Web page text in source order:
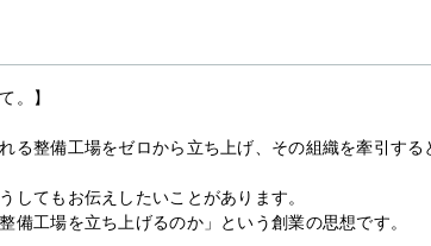
。】
る整備工場をゼロから立ち上げ、その組織を牽引する
してもお伝えしたいことがあります。
備工場を立ち上げるのか」という創業の思想です。